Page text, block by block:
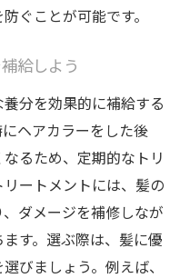
色を実現
の養分補修法
果的に届ける
の色合いを維持
のカラーを目指す
の髪の栄養ケア
な髪の養分補修
を良くする
ぐことが可能です。
給しよう
分を効果的に補給する
ヘアカラーをした後
るため、定期的なトリ
ートメントには、髪の
ダメージを補修しなが
す。選ぶ際は、髪に優
びましょう。例えば、